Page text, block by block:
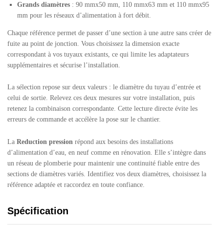
Grands diamètres : 90 mmx50 mm, 110 mmx63 mm et 110 mmx95
mm pour les réseaux d’alimentation à fort débit.
Chaque référence permet de passer d’une section à une autre sans créer de
fuite au point de jonction. Vous choisissez la dimension exacte
correspondant à vos tuyaux existants, ce qui limite les adaptateurs
supplémentaires et sécurise l’installation.
La sélection repose sur deux valeurs : le diamètre du tuyau d’entrée et
celui de sortie. Relevez ces deux mesures sur votre installation, puis
retenez la combinaison correspondante. Cette lecture directe évite les
erreurs de commande et accélère la pose sur le chantier.
La Reduction pression répond aux besoins des installations
d’alimentation d’eau, en neuf comme en rénovation. Elle s’intègre dans
un réseau de plomberie pour maintenir une continuité fiable entre des
sections de diamètres variés. Identifiez vos deux diamètres, choisissez la
référence adaptée et raccordez en toute confiance.
Spécification